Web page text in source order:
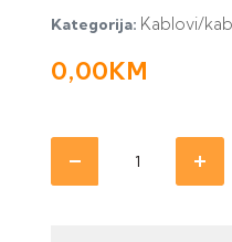
Kategorija: Kablovi/
0,00KM